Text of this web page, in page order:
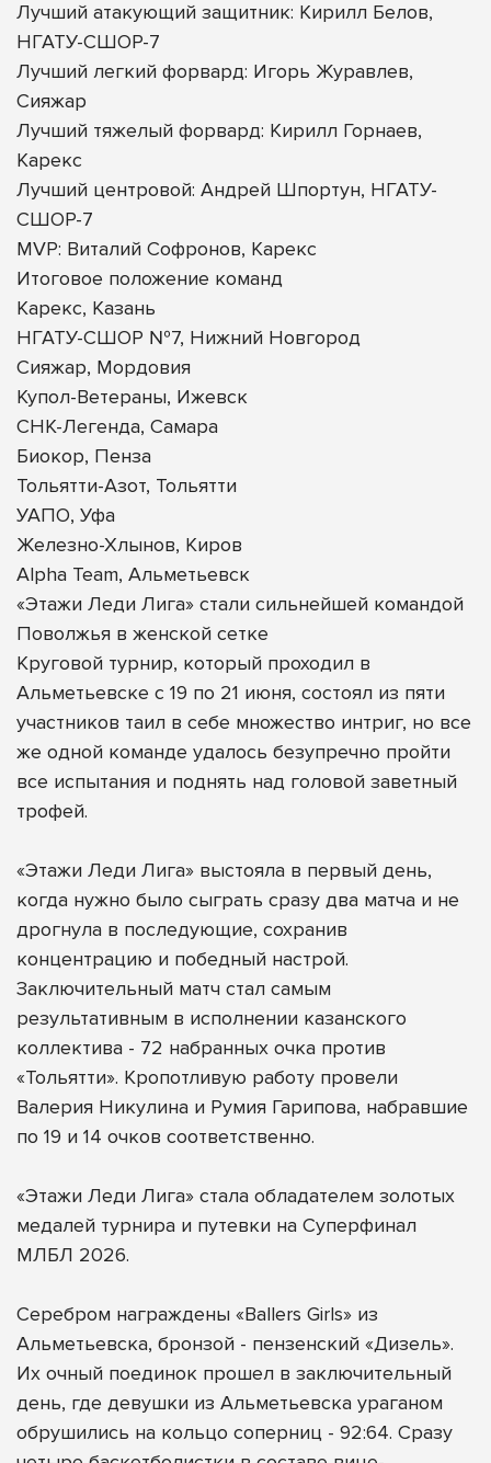
Лучший атакующий защитник: Кирилл Белов,
НГАТУ-СШОР-7
Лучший легкий форвард: Игорь Журавлев,
Сияжар
Лучший тяжелый форвард: Кирилл Горнаев,
Карекс
Лучший центровой: Андрей Шпортун, НГАТУ-
СШОР-7
MVP: Виталий Софронов, Карекс
Итоговое положение команд
Карекс, Казань
НГАТУ-СШОР №7, Нижний Новгород
Сияжар, Мордовия
Купол-Ветераны, Ижевск
СНК-Легенда, Самара
Биокор, Пенза
Тольятти-Азот, Тольятти
УАПО, Уфа
Железно-Хлынов, Киров
Alpha Team, Альметьевск
«Этажи Леди Лига» стали сильнейшей командой
Поволжья в женской сетке
Круговой турнир, который проходил в
Альметьевске с 19 по 21 июня, состоял из пяти
участников таил в себе множество интриг, но все
же одной команде удалось безупречно пройти
все испытания и поднять над головой заветный
трофей.
«Этажи Леди Лига» выстояла в первый день,
когда нужно было сыграть сразу два матча и не
дрогнула в последующие, сохранив
концентрацию и победный настрой.
Заключительный матч стал самым
результативным в исполнении казанского
коллектива - 72 набранных очка против
«Тольятти». Кропотливую работу провели
Валерия Никулина и Румия Гарипова, набравшие
по 19 и 14 очков соответственно.
«Этажи Леди Лига» стала обладателем золотых
медалей турнира и путевки на Суперфинал
МЛБЛ 2026.
Серебром награждены «Ballers Girls» из
Альметьевска, бронзой - пензенский «Дизель».
Их очный поединок прошел в заключительный
день, где девушки из Альметьевска ураганом
обрушились на кольцо соперниц - 92:64. Сразу